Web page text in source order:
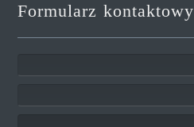
Formularz kontaktowy